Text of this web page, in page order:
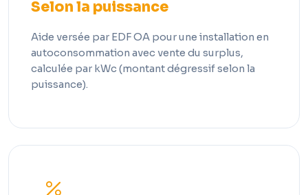
Selon la puissance
Aide versée par EDF OA pour une installation en
autoconsommation avec vente du surplus,
calculée par kWc (montant dégressif selon la
puissance).